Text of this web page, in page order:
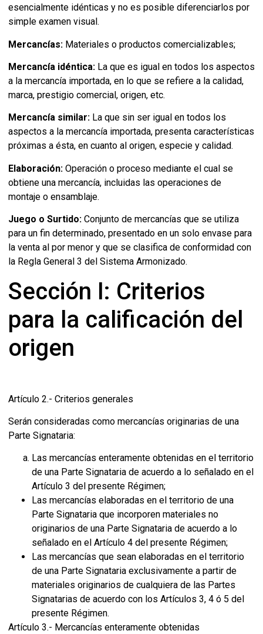
esencialmente idénticas y no es posible diferenciarlos por
simple examen visual.
Mercancías: Materiales o productos comercializables;
Mercancía idéntica: La que es igual en todos los aspectos
a la mercancía importada, en lo que se refiere a la calidad,
marca, prestigio comercial, origen, etc.
Mercancía similar: La que sin ser igual en todos los
aspectos a la mercancía importada, presenta características
próximas a ésta, en cuanto al origen, especie y calidad.
Elaboración: Operación o proceso mediante el cual se
obtiene una mercancía, incluidas las operaciones de
montaje o ensamblaje.
Juego o Surtido: Conjunto de mercancías que se utiliza
para un fin determinado, presentado en un solo envase para
la venta al por menor y que se clasifica de conformidad con
la Regla General 3 del Sistema Armonizado.
Sección I: Criterios
para la calificación del
origen
Artículo 2.- Criterios generales
Serán consideradas como mercancías originarias de una
Parte Signataria:
Las mercancías enteramente obtenidas en el territorio
de una Parte Signataria de acuerdo a lo señalado en el
Artículo 3 del presente Régimen;
Las mercancías elaboradas en el territorio de una
Parte Signataria que incorporen materiales no
originarios de una Parte Signataria de acuerdo a lo
señalado en el Artículo 4 del presente Régimen;
Las mercancías que sean elaboradas en el territorio
de una Parte Signataria exclusivamente a partir de
materiales originarios de cualquiera de las Partes
Signatarias de acuerdo con los Artículos 3, 4 ó 5 del
presente Régimen.
Artículo 3.- Mercancías enteramente obtenidas